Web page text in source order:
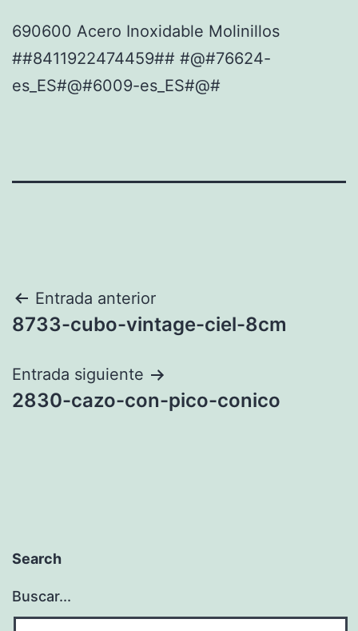
690600 Acero Inoxidable Molinillos
##8411922474459## #@#76624-
es_ES#@#6009-es_ES#@#
Navegación
de
entradas
Entrada anterior
8733-cubo-vintage-ciel-8cm
Entrada siguiente
2830-cazo-con-pico-conico
Search
Buscar...